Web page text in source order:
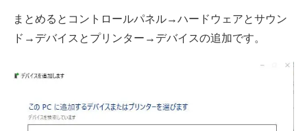
まとめるとコントロールパネル→ハードウェアとサウン
ド→デバイスとプリンター→デバイスの追加です。